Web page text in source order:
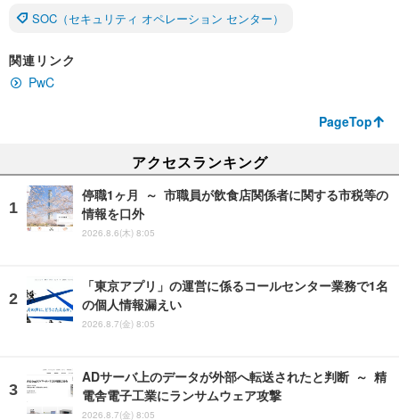
SOC（セキュリティ オペレーション センター）
関連リンク
PwC
PageTop
アクセスランキング
停職1ヶ月 ～ 市職員が飲食店関係者に関する市税等の
情報を口外
2026.8.6(木) 8:05
「東京アプリ」の運営に係るコールセンター業務で1名
の個人情報漏えい
2026.8.7(金) 8:05
ADサーバ上のデータが外部へ転送されたと判断 ～ 精
電舎電子工業にランサムウェア攻撃
2026.8.7(金) 8:05